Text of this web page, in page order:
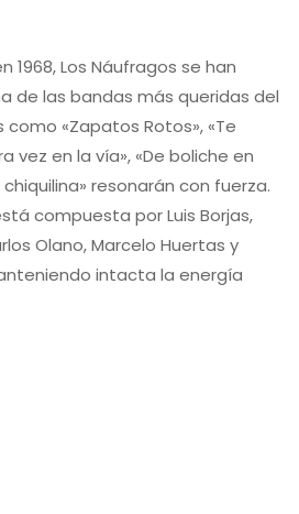
1968, Los Náufragos se han
de las bandas más queridas del
«Zapatos Rotos», «Te
vez en la vía», «De boliche en
resonarán con fuerza.
compuesta por Luis Borjas,
Olano, Marcelo Huertas y
intacta la energía